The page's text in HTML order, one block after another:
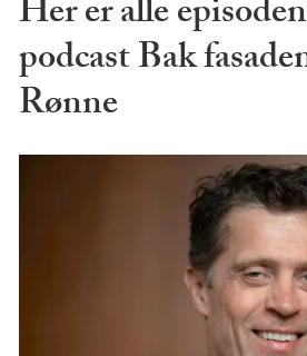
Her er alle
podcast Bak
Rønne